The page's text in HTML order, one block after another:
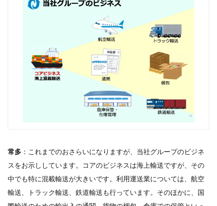
常多 ：これまでのおさらいになりますが、当社グループのビジネ
スをお示ししています。コアのビジネスは海上輸送ですが、その
中でも特に混載輸送が大きいです。利用運送業については、航空
輸送、トラック輸送、鉄道輸送も行っています。そのほかに、国